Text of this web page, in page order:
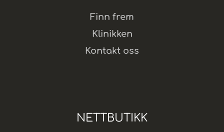
Finn frem
Klinikken
Kontakt oss
NETTBUTIKK